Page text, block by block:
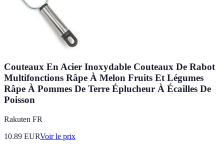
Couteaux En Acier Inoxydable Couteaux De Rabot
Multifonctions Râpe À Melon Fruits Et Légumes
Râpe À Pommes De Terre Éplucheur À Écailles De
Poisson
Rakuten FR
10.89 EURVoir le prix